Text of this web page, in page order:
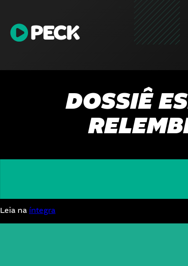
conteúdo
DOSSIÊ
Leia na íntegra